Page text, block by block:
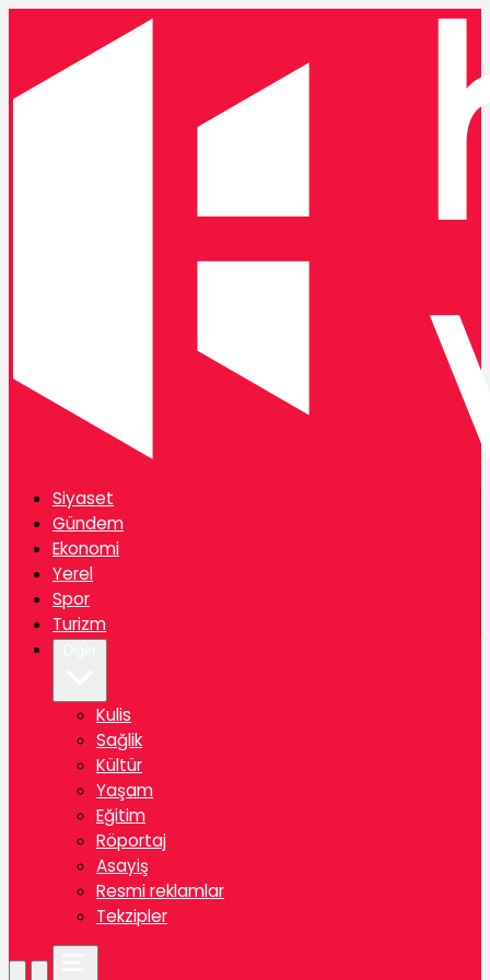
Siyaset
Gündem
Ekonomi
Yerel
Spor
Turizm
Kulis
Sağlik
Kültür
Yaşam
Eğitim
Röportaj
Asayiş
Resmi reklamlar
Tekzipler